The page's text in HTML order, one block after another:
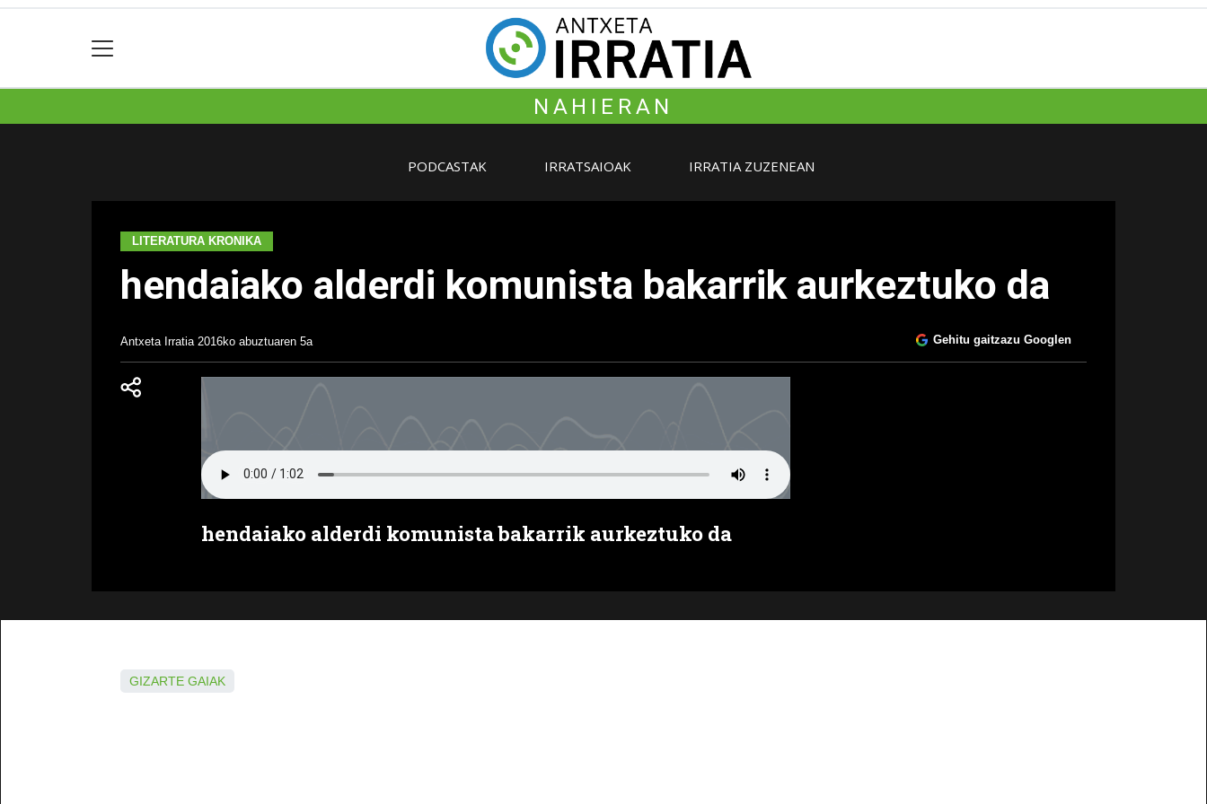
NAHIERAN
PODCASTAK IRRATSAIOAK IRRATIA ZUZENEAN
LITERATURA KRONIKA
hendaiako alderdi komunista bakarrik aurkeztuko da
Antxeta Irratia 2016ko abuztuaren 5a Gehitu gaitzazu Googlen
hendaiako alderdi komunista bakarrik aurkeztuko da
GIZARTE GAIAK